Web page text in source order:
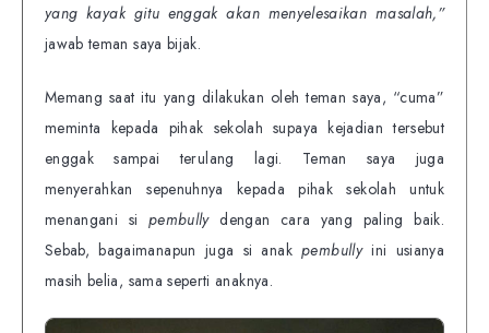
yang kayak gitu enggak akan menyelesaikan masalah,”
jawab teman saya bijak.
Memang saat itu yang dilakukan oleh teman saya, “cuma”
meminta kepada pihak sekolah supaya kejadian tersebut
enggak sampai terulang lagi. Teman saya juga
menyerahkan sepenuhnya kepada pihak sekolah untuk
menangani si pembullydengan cara yang paling baik.
Sebab, bagaimanapun juga si anakpembullyini usianya
masih belia, sama seperti anaknya.